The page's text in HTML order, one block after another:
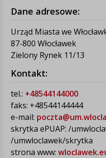
Dane adresowe:
Urząd Miasta we
87-800 Włocławek
Zielony Rynek 11/13
Kontakt:
tel.: +48544144000
faks: +48544144444
e-mail:
skrytka ePUAP: /
/umwloclawek/skrytka
strona www: